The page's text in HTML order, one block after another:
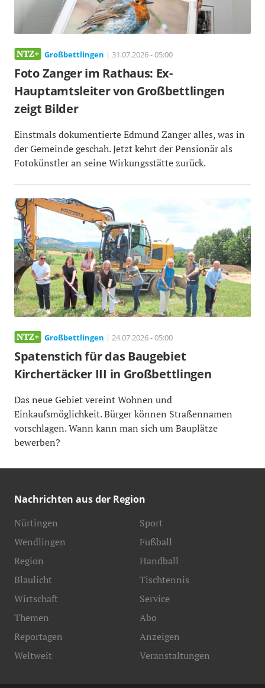
Großbettlingen | 31.07.2026 - 05:00
Foto Zanger im Rathaus: Ex-
Hauptamtsleiter von Großbettlingen
zeigt Bilder
Einstmals dokumentierte Edmund Zanger alles, was in
der Gemeinde geschah. Jetzt kehrt der Pensionär als
Fotokünstler an seine Wirkungsstätte zurück.
Großbettlingen | 24.07.2026 - 05:00
Spatenstich für das Baugebiet
Kirchertäcker III in Großbettlingen
Das neue Gebiet vereint Wohnen und
Einkaufsmöglichkeit. Bürger können Straßennamen
vorschlagen. Wann kann man sich um Bauplätze
bewerben?
Nachrichten aus der Region
Nürtingen
Wendlingen
Region
Blaulicht
Sport
Fußball
Handball
Tischtennis
Wirtschaft
Themen
Reportagen
Weltweit
Service
Abo
Anzeigen
Veranstaltungen